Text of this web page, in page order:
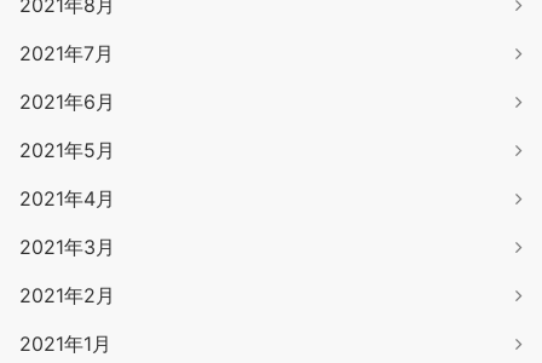
2021年8月
2021年7月
2021年6月
2021年5月
2021年4月
2021年3月
2021年2月
2021年1月